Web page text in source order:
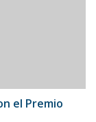
el Premio